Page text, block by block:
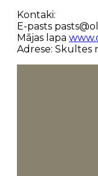
Kontaki:
E-pasts
Mājas lapa
Adrese: Skultes